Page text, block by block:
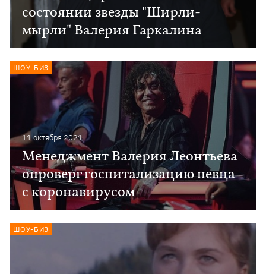
состоянии звезды "Ширли-
мырли" Валерия Гаркалина
11 октября 2021
Менеджмент Валерия Леонтьева
опроверг госпитализацию певца
с коронавирусом
ШОУ-БИЗ
ШОУ-БИЗ